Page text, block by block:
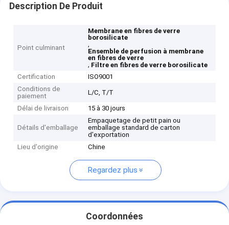
Description De Produit
Point culminant
Membrane en fibres de verre
borosilicate
,
Ensemble de perfusion à membrane
en fibres de verre
, Filtre en fibres de verre borosilicate
Certification
ISO9001
Conditions de
paiement
L/C, T/T
Délai de livraison 15 à 30 jours
Détails d'emballage
Empaquetage de petit pain ou
emballage standard de carton
d'exportation
Lieu d'origine
Chine
Regardez plus
Coordonnées